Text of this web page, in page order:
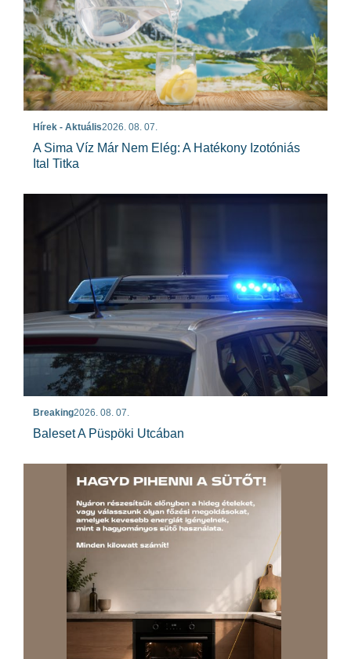
Hírek - Aktuális2026. 08. 07.
A Sima Víz Már Nem Elég: A Hatékony Izotóniás
Ital Titka
Breaking2026. 08. 07.
Baleset A Püspöki Utcában